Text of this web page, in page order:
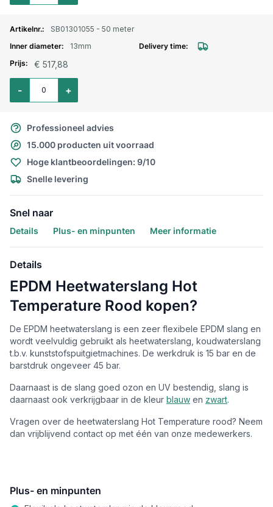
SB01301055 - 50 meter
13mm
€ 517,88
Aantal voor EPDM heetwaterslang rood 13mm / 50 meter
+
-
Professioneel advies
15.000 producten uit voorraad
Hoge klantbeoordelingen: 9/10
Snelle levering
Snel naar
Details Plus- en minpunten Meer informatie
Details
EPDM Heetwaterslang Hot
Temperature Rood kopen?
De EPDM heetwaterslang is een zeer flexibele EPDM slang en
wordt veelvuldig gebruikt als heetwaterslang, koudwaterslang
t.b.v. kunststofspuitgietmachines. De werkdruk is 15 bar en de
barstdruk ongeveer 45 bar.
Daarnaast is de slang goed ozon en UV bestendig, slang is
daarnaast ook verkrijgbaar in de kleur blauw en zwart.
Vragen over de heetwaterslang Hot Temperature rood? Neem
dan vrijblijvend contact op met één van onze medewerkers.
Plus- en minpunten